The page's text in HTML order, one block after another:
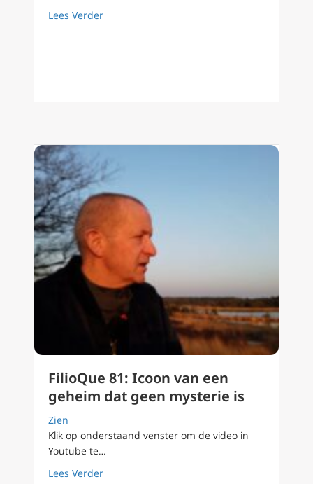
Lees Verderabout FilioQue 85 ‘Wij zijn Logos’ – Westers
FilioQue 81: Icoon van een
geheim dat geen mysterie is
Zien
Klik op onderstaand venster om de video in
Youtube te…
Lees Verderabout FilioQue 81: Icoon van een geheim